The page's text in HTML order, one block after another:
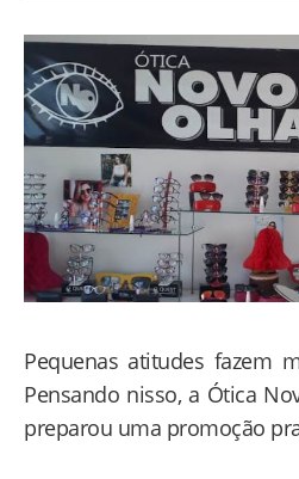
Pequenas atitudes fazem
Pensando nisso, a Ótica
preparou uma promoção